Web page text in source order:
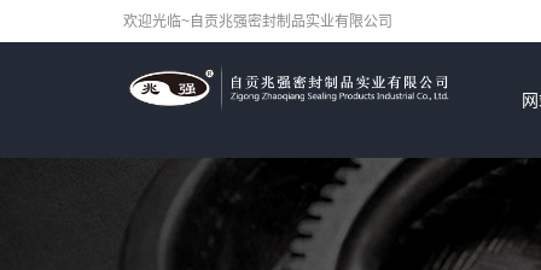
欢迎光临~自贡兆强密封制品实业有限公司